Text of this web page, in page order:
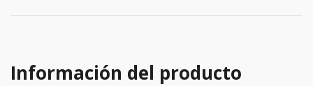
Información del producto